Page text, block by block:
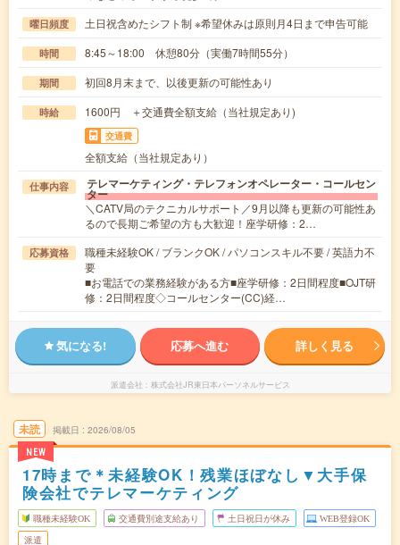
曜日頻度 土日祝含めたシフト制 ※希望休みは原則月4日まで申告可能
時間 8:45～18:00 休憩80分（実働7時間55分）
期間 初回8月末まで、以後更新の可能性あり
時給 1600円 ＋交通費全額支給（当社規定あり)
交通費
全額支給（当社規定あり）
仕事内容 テレマーケティング・テレフォンオペレーター・コールセン
ター
＼CATV局のテクニカルサポート／9月以降も更新の可能性あ
るので長期ご希望の方も大歓迎！座学研修：2…
応募資格
職種未経験OK / ブランクOK / パソコンスキル不要 / 英語力不
要
■お電話での業務経験がある方■座学研修：2日間程度■OJT研
修：2日間程度◇コールセンター(CC)経…
気になる! 応募へ進む 詳しく見る
派遣会社 株式会社JR東日本パーソネルサービス
未読
NEW
掲載日 2026/08/05
17時まで＊未経験OK！残業ほぼなし▼大手保
険会社でテレマーケティング
職種未経験OK 交通費別途支給あり 土日祝日が休み WEB登録OK
派遣